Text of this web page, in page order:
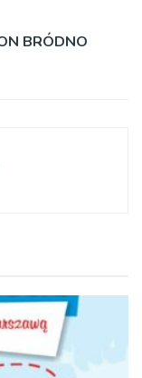
BRÓDNO